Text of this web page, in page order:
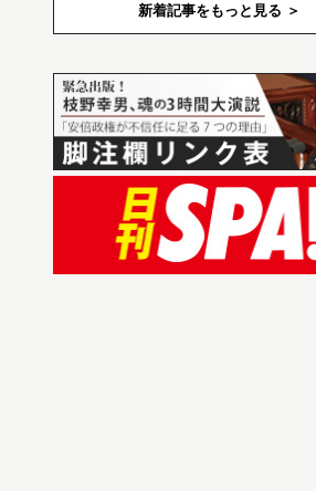
新着記事をもっと見る